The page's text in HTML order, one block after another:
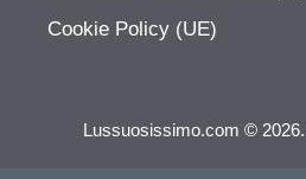
Cookie Policy (UE)
Lussuosissimo.com ©